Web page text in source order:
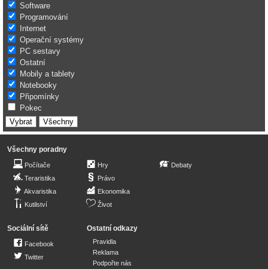
Software
Programování
Internet
Operační systémy
PC sestavy
Ostatní
Mobily a tablety
Notebooky
Připomínky
Pokec
Všechny poradny
Počítače
Teraristika
Akvaristika
Kutilství
Hry
Právo
Ekonomika
Život
Debaty
Sociální sítě
Facebook
Twitter
Ostatní odkazy
Pravidla
Reklama
Podpořte nás